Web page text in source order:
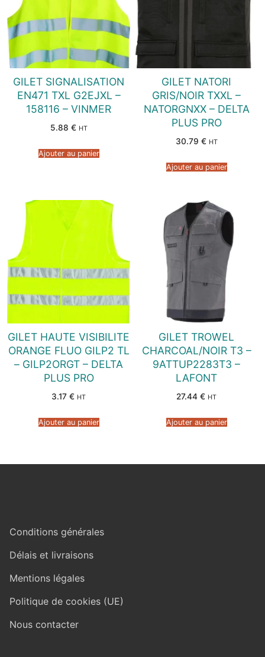
GILET SIGNALISATION
EN471 TXL G2EJXL –
158116 – VINMER
5.88 € HT
Ajouter au panier
GILET NATORI
GRIS/NOIR TXXL –
NATORGNXX – DELTA
PLUS PRO
30.79 € HT
Ajouter au panier
GILET HAUTE VISIBILITE
ORANGE FLUO GILP2 TL
– GILP2ORGT – DELTA
PLUS PRO
3.17 € HT
Ajouter au panier
GILET TROWEL
CHARCOAL/NOIR T3 –
9ATTUP2283T3 –
LAFONT
27.44 € HT
Ajouter au panier
Conditions générales
Délais et livraisons
Mentions légales
Politique de cookies (UE)
Nous contacter